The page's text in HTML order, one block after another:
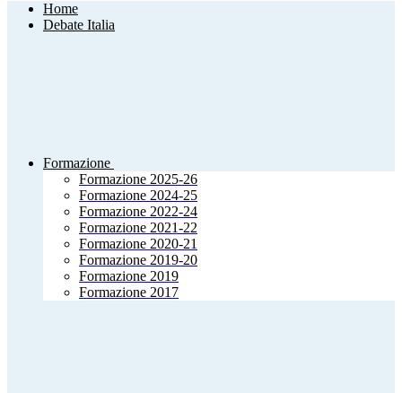
Home
Debate Italia
Formazione
Formazione 2025-26
Formazione 2024-25
Formazione 2022-24
Formazione 2021-22
Formazione 2020-21
Formazione 2019-20
Formazione 2019
Formazione 2017